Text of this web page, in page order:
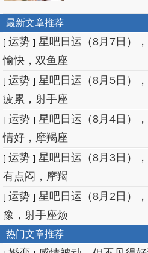
最新文章推荐
[ 运势 ] 星吧日运（8月7日）
愉快，双鱼座
[ 运势 ] 星吧日运（8月5日）
疲累，射手座
[ 运势 ] 星吧日运（8月4日）
情好，摩羯座
[ 运势 ] 星吧日运（8月3日）
有点闷，摩羯
[ 运势 ] 星吧日运（8月2日）
豫，射手座烦
热门文章推荐